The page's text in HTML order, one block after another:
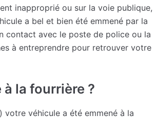
inapproprié ou sur la voie publique,
a bel et bien été emmené par la
contact avec le poste de police ou la
à entreprendre pour retrouver votre
la fourrière ?
véhicule a été emmené à la